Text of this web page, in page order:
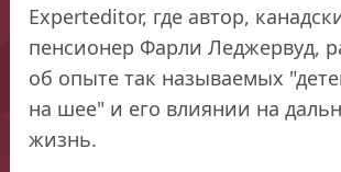
Experteditor, где автор,
пенсионер Фарли Леджервуд,
об опыте так называемых
на шее" и его влиянии на
жизнь.